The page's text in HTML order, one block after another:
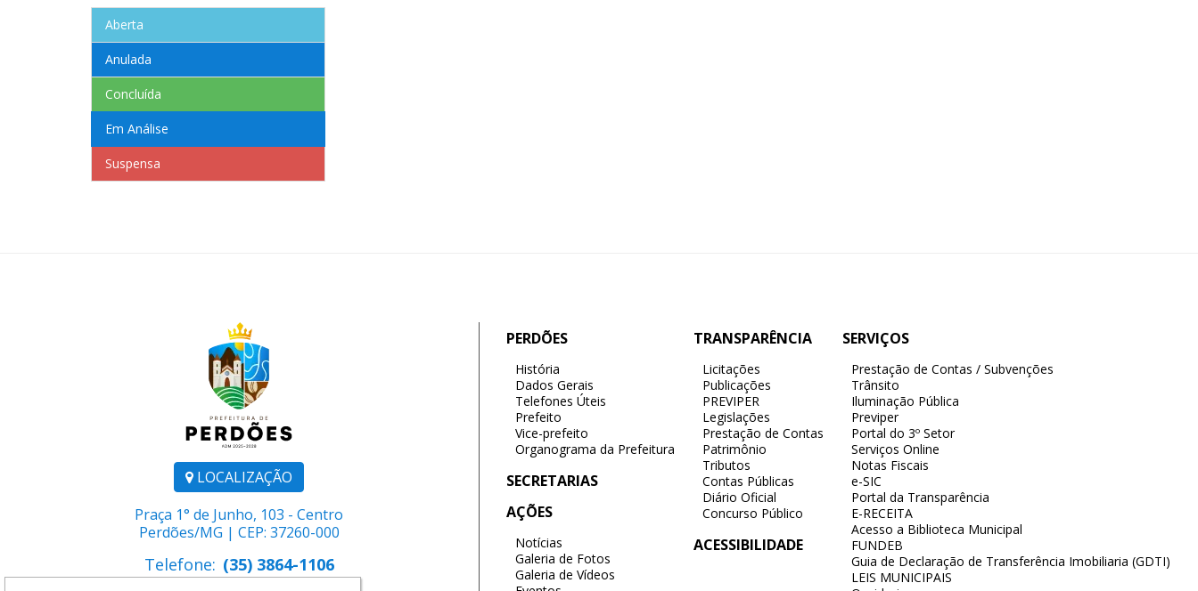
Aberta
Anulada
Concluída
Em Análise
Suspensa
LOCALIZAÇÃO
Praça 1° de Junho, 103 - Centro
Perdões/MG | CEP: 37260-000
Telefone: (35) 3864-1106
PERDÕES
História
Dados Gerais
Telefones Úteis
Prefeito
Vice-prefeito
Organograma da Prefeitura
SECRETARIAS
AÇÕES
Notícias
Galeria de Fotos
Galeria de Vídeos
TRANSPARÊNCIA
Licitações
Publicações
PREVIPER
Legislações
Prestação de Contas
Patrimônio
Tributos
Contas Públicas
Diário Oficial
Concurso Público
ACESSIBILIDADE
SERVIÇOS
Prestação de Contas / Subvenções
Trânsito
Iluminação Pública
Previper
Portal do 3º Setor
Serviços Online
Notas Fiscais
e-SIC
Portal da Transparência
E-RECEITA
Acesso a Biblioteca Municipal
FUNDEB
Guia de Declaração de Transferência Imobiliaria (GDTI)
LEIS MUNICIPAIS